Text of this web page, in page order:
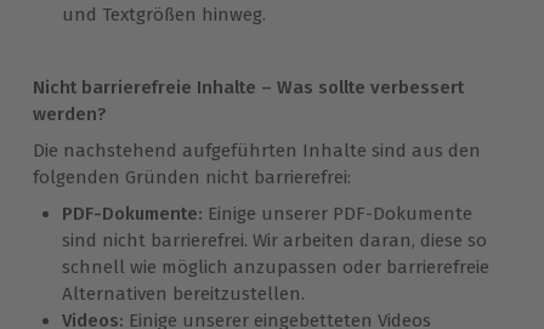
und Textgrößen hinweg.
Nicht barrierefreie Inhalte – Was sollte verbessert
werden?
Die nachstehend aufgeführten Inhalte sind aus den
folgenden Gründen nicht barrierefrei:
PDF-Dokumente: Einige unserer PDF-Dokumente
sind nicht barrierefrei. Wir arbeiten daran, diese so
schnell wie möglich anzupassen oder barrierefreie
Alternativen bereitzustellen.
Videos: Einige unserer eingebetteten Videos